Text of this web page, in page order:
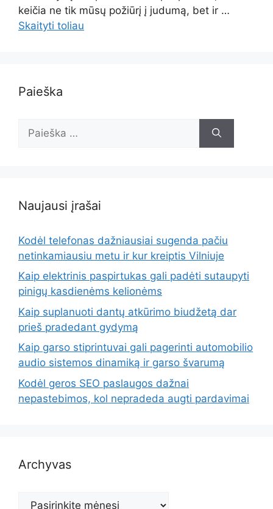
keičia ne tik mūsų požiūrį į judumą, bet ir …
Skaityti toliau
Paieška
Naujausi įrašai
Kodėl telefonas dažniausiai sugenda pačiu
netinkamiausiu metu ir kur kreiptis Vilniuje
Kaip elektrinis paspirtukas gali padėti sutaupyti
pinigų kasdienėms kelionėms
Kaip suplanuoti dantų atkūrimo biudžetą dar
prieš pradedant gydymą
Kaip garso stiprintuvai gali pagerinti automobilio
audio sistemos dinamiką ir garso švarumą
Kodėl geros SEO paslaugos dažnai
nepastebimos, kol nepradeda augti pardavimai
Archyvas
Archyvas